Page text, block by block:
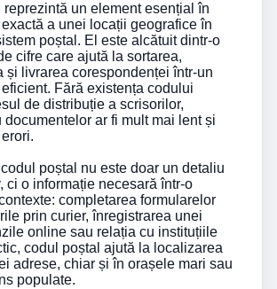
un element esențial în
a unei locații geografice în
poștal. El este alcătuit dintr-o
cifre care ajută la sortarea,
și livrarea corespondenței într-un
Fără existența codului
de distribuție a scrisorilor,
documentelor ar fi mult mai lent și
codul poștal nu este doar un detaliu
ci o informație necesară într-o
completarea formularelor
prin curier, înregistrarea unei
online sau relația cu instituțiile
codul poștal ajută la localizarea
adrese, chiar și în orașele mari sau
populate.